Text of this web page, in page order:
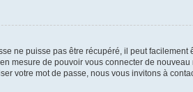
ne puisse pas être récupéré, il peut
mesure de pouvoir vous connecter de nouveau
votre mot de passe, nous vous invitons à